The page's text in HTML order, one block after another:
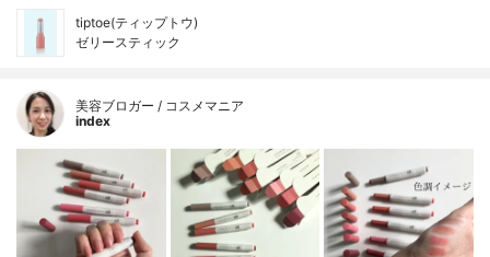
tiptoe(ティップトウ)
ゼリースティック
美容ブロガー / コスメマニア
index